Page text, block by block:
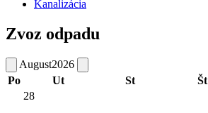
Kanalizácia
Zvoz odpadu
August2026
Po
Ut St Št
28